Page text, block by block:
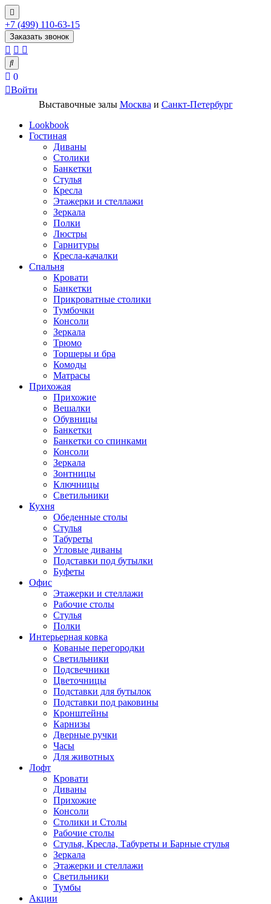
+7 (499) 110-63-15
Заказать звонок
0
Войти
Выставочные залы Москва и Санкт-Петербург
Lookbook
Гостиная
Диваны
Столики
Банкетки
Стулья
Кресла
Этажерки и стеллажи
Зеркала
Полки
Люстры
Гарнитуры
Кресла-качалки
Спальня
Кровати
Банкетки
Прикроватные столики
Тумбочки
Консоли
Зеркала
Трюмо
Торшеры и бра
Комоды
Матрасы
Прихожая
Прихожие
Вешалки
Обувницы
Банкетки
Банкетки со спинками
Консоли
Зеркала
Зонтницы
Ключницы
Светильники
Кухня
Обеденные столы
Стулья
Табуреты
Угловые диваны
Подставки под бутылки
Буфеты
Офис
Этажерки и стеллажи
Рабочие столы
Стулья
Полки
Интерьерная ковка
Кованые перегородки
Светильники
Подсвечники
Цветочницы
Подставки для бутылок
Подставки под раковины
Кронштейны
Карнизы
Дверные ручки
Часы
Для животных
Лофт
Кровати
Диваны
Прихожие
Консоли
Столики и Столы
Рабочие столы
Стулья, Кресла, Табуреты и Барные стулья
Зеркала
Этажерки и стеллажи
Светильники
Тумбы
Акции